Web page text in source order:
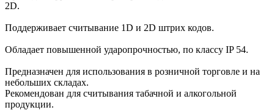
2D.
Поддерживает считывание 1D и 2D штрих кодов.
Обладает повышенной ударопрочностью, по классу IP 54.
Предназначен для использования в розничной торговле и на
небольших складах.
Рекомендован для считывания табачной и алкогольной
продукции.